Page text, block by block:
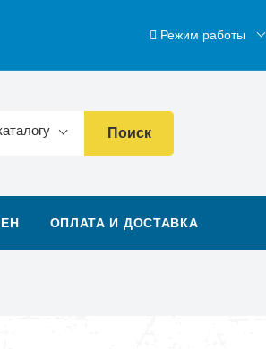
Режим работы
Поиск
ОПЛАТА И ДОСТАВКА